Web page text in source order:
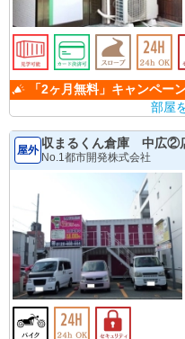
「2ヶ月無料」キャンペー
部屋
屋外 収まるくん倉庫 中広②
No.1都市開発株式会社